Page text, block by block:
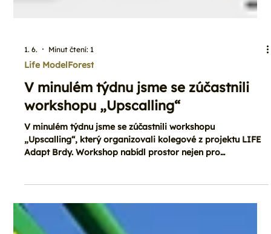
1. 6. Minut čtení: 1